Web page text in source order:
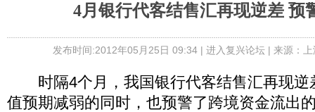
4月银行代客结售汇再现逆差 预
发布时间:2012年05月25日 09:34 | 进入复兴论坛| 来源：
时隔4个月，我国银行代客结售汇再现逆
值预期减弱的同时，也预警了跨境资金流出